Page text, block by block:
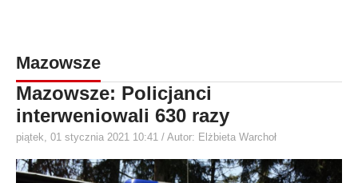
Mazowsze
Mazowsze: Policjanci
interweniowali 630 razy
piątek, 01 stycznia 2021 10:41 / Autor: Elżbieta Warchoł